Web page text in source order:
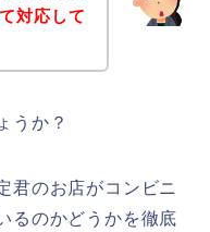
対応して
うか？
君のお店がコンビニ
るのかどうかを徹底